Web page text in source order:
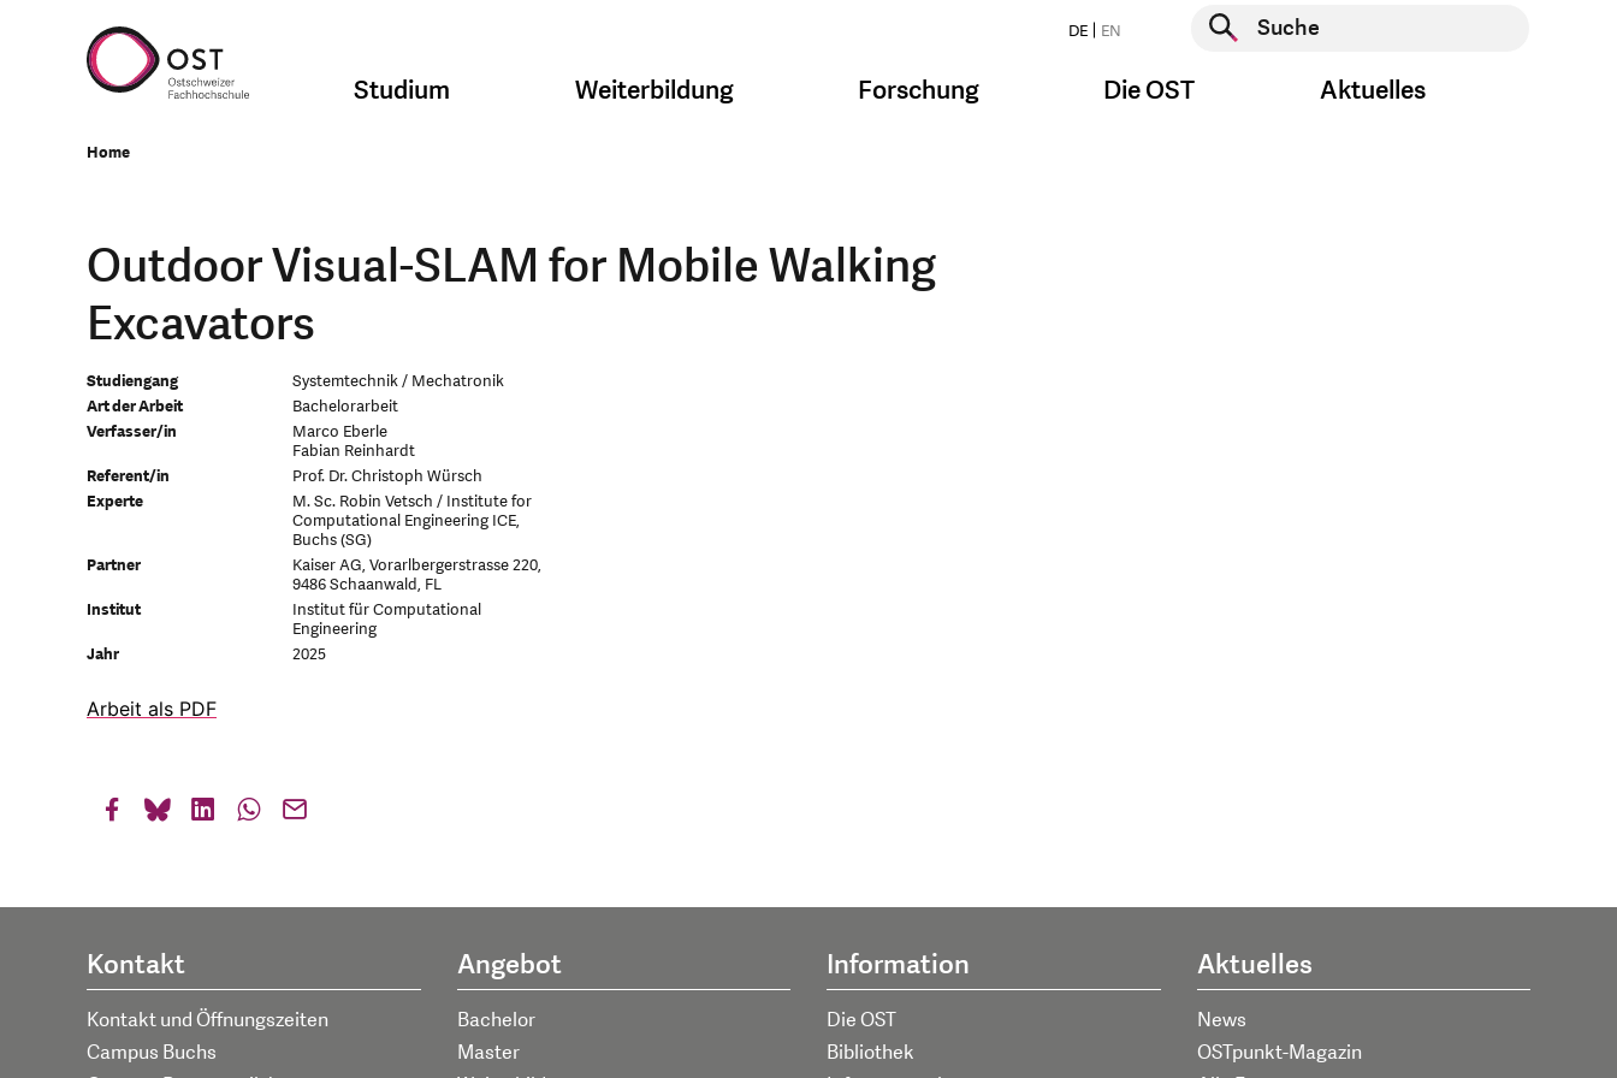
DE EN
Suche starten
Studium Weiterbildung Forschung Die OST Aktuelles
Home
Outdoor Visual-SLAM for Mobile Walking
Excavators
Studiengang
Systemtechnik / Mechatronik
Art der Arbeit
Bachelorarbeit
Verfasser/in
Marco Eberle
Fabian Reinhardt
Referent/in
Prof. Dr. Christoph Würsch
Experte
M. Sc. Robin Vetsch / Institute for
Computational Engineering ICE,
Buchs (SG)
Partner
Kaiser AG, Vorarlbergerstrasse 220,
9486 Schaanwald, FL
Institut
Institut für Computational
Engineering
Jahr
2025
Arbeit als PDF
Kontakt
Kontakt und Öffnungszeiten
Campus Buchs
Angebot
Bachelor
Master
Information
Die OST
Bibliothek
Aktuelles
News
OSTpunkt-Magazin